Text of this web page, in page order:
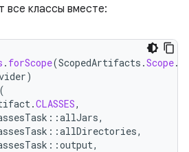
все классы вместе:
. forScope(ScopedArtifacts .Scope.
)
(
.CLASSES,
::allJars,
::allDirectories,
::output,